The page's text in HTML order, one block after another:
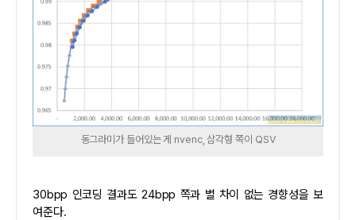
동그라미가 들어있는 게 nvenc, 삼각형 쪽이 QSV
30bpp 인코딩 결과도 24bpp 쪽과 별 차이 없는 경향성을 보
여준다.